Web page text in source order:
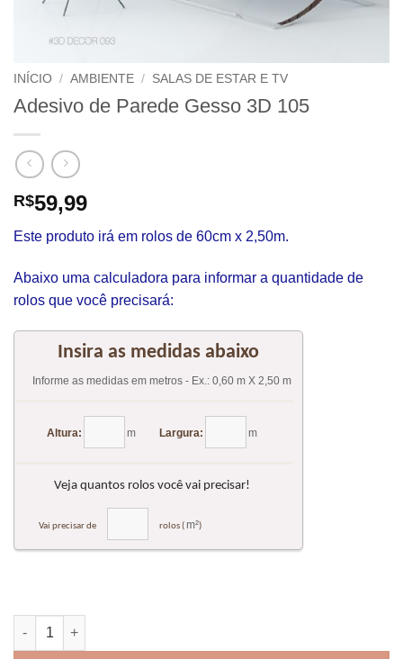
INÍCIO / AMBIENTE / SALAS DE ESTAR E TV
Adesivo de Parede Gesso 3D 105
R$59,99
Este produto irá em rolos de 60cm x 2,50m.
Abaixo uma calculadora para informar a quantidade de
rolos que você precisará:
Adesivo de Parede Gesso 3D 105 quantidade